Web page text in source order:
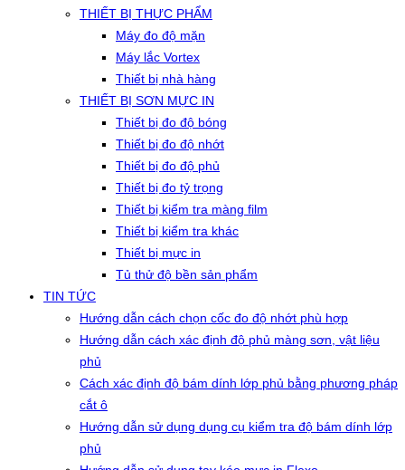
THIẾT BỊ THỰC PHẨM
Máy đo độ mặn
Máy lắc Vortex
Thiết bị nhà hàng
THIẾT BỊ SƠN MỰC IN
Thiết bị đo độ bóng
Thiết bị đo độ nhớt
Thiết bị đo độ phủ
Thiết bị đo tỷ trọng
Thiết bị kiểm tra màng film
Thiết bị kiểm tra khác
Thiết bị mực in
Tủ thử độ bền sản phẩm
TIN TỨC
Hướng dẫn cách chọn cốc đo độ nhớt phù hợp
Hướng dẫn cách xác định độ phủ màng sơn, vật liệu
phủ
Cách xác định độ bám dính lớp phủ bằng phương pháp
cắt ô
Hướng dẫn sử dụng dụng cụ kiểm tra độ bám dính lớp
phủ